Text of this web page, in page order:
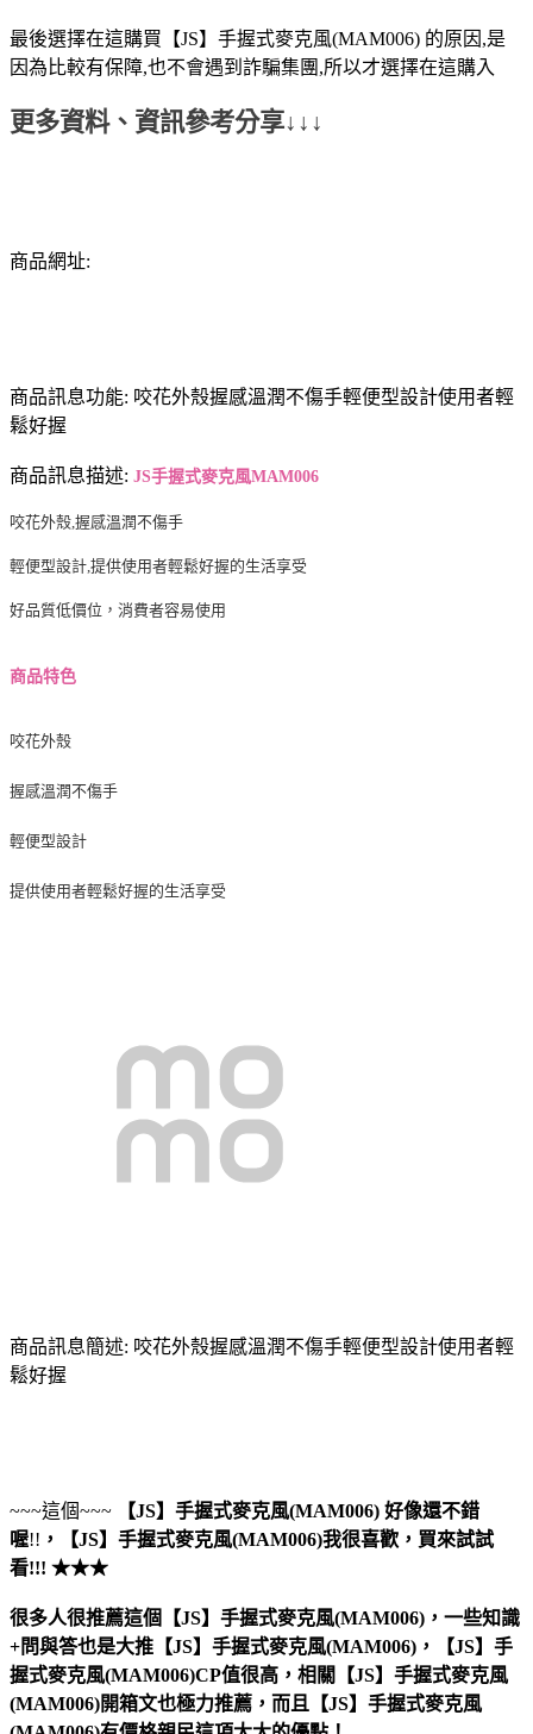
最後選擇在這購買【JS】手握式麥克風(MAM006) 的原因,是
因為比較有保障,也不會遇到詐騙集團,所以才選擇在這購入
更多資料、資訊參考分享↓↓↓
商品網址:
商品訊息功能: 咬花外殼握感溫潤不傷手輕便型設計使用者輕
鬆好握
商品訊息描述: JS手握式麥克風MAM006
咬花外殼,握感溫潤不傷手
輕便型設計,提供使用者輕鬆好握的生活享受
好品質低價位，消費者容易使用
商品特色
咬花外殼
握感溫潤不傷手
輕便型設計
提供使用者輕鬆好握的生活享受
商品訊息簡述: 咬花外殼握感溫潤不傷手輕便型設計使用者輕
鬆好握
~~~這個~~~ 【JS】手握式麥克風(MAM006) 好像還不錯
喔!! ， 【JS】手握式麥克風(MAM006)我很喜歡，買來試試
看!!! ★★★
很多人很推薦這個【JS】手握式麥克風(MAM006)，一些知識
+問與答也是大推【JS】手握式麥克風(MAM006)，【JS】手
握式麥克風(MAM006)CP值很高，相關【JS】手握式麥克風
(MAM006)開箱文也極力推薦，而且【JS】手握式麥克風